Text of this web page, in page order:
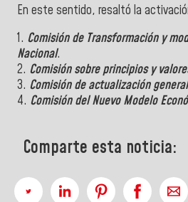
En este sentido, resaltó la
1. Comisión de Transformación y
Nacional.
2. Comisión sobre principios y
3. Comisión de actualización general
4. Comisión del Nuevo Modelo
Comparte esta noticia: